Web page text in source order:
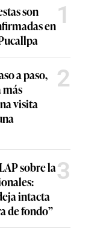
son
en1
a paso,
más
visita
2
sobre la
intacta
de fondo”
3